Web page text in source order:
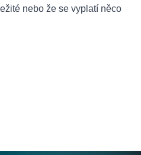
nebo že se vyplatí něco